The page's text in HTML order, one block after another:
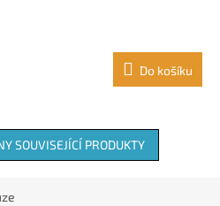
Do košíku
SOUVISEJÍCÍ PRODUKTY